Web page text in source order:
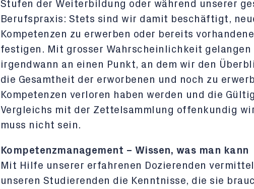
Stufen der Weiterbildung oder während unserer
Berufspraxis: Stets sind wir damit beschäftigt,
Kompetenzen zu erwerben oder bereits
festigen. Mit grosser Wahrscheinlichkeit gelangen
irgendwann an einen Punkt, an dem wir den
die Gesamtheit der erworbenen und noch zu
Kompetenzen verloren haben werden und die
Vergleichs mit der Zettelsammlung offenkundig
muss nicht sein.
Kompetenzmanagement – Wissen, was man kann
Mit Hilfe unserer erfahrenen Dozierenden
unseren Studierenden die Kenntnisse, die sie